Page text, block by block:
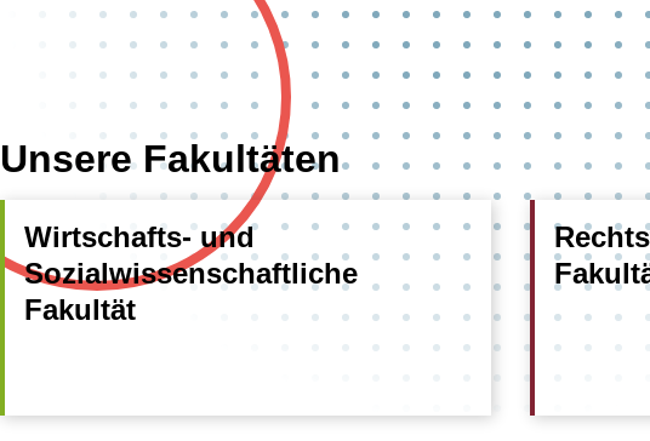
Unsere Fakultäten
Wirtschafts- und
Sozialwissenschaftliche
Fakultät